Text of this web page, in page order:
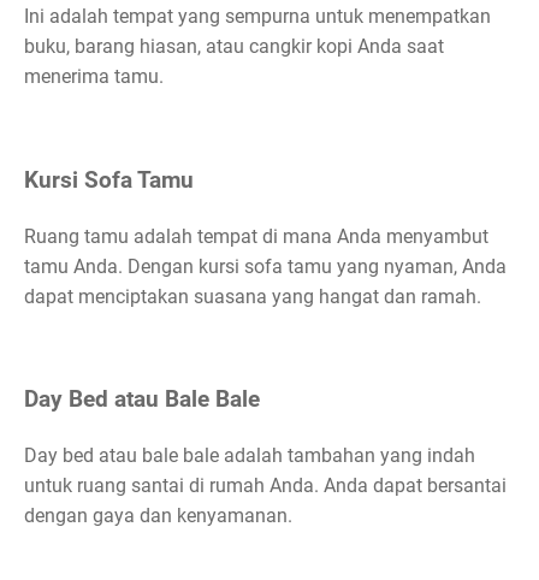
Ini adalah tempat yang sempurna untuk menempatkan
buku, barang hiasan, atau cangkir kopi Anda saat
menerima tamu.
Kursi Sofa Tamu
Ruang tamu adalah tempat di mana Anda menyambut
tamu Anda. Dengan kursi sofa tamu yang nyaman, Anda
dapat menciptakan suasana yang hangat dan ramah.
Day Bed atau Bale Bale
Day bed atau bale bale adalah tambahan yang indah
untuk ruang santai di rumah Anda. Anda dapat bersantai
dengan gaya dan kenyamanan.